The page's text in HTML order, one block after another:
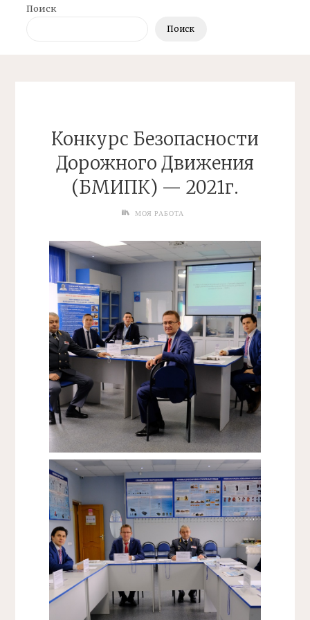
Поиск
Поиск
Конкурс Безопасности
Дорожного Движения
(БМИПК) — 2021г.
МОЯ РАБОТА